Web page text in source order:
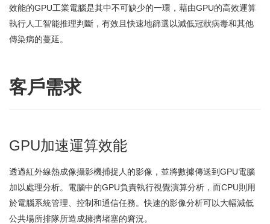
效能的GPU工業電腦是其中不可缺少的一環，藉由GPU的高效運算
執行人工智能推理判斷，有效且快速地篩選以減低冠狀病毒和其他
傳染病的蔓延。
客戶需求
GPU加速運算效能
透過紅外線熱成像攝影機捕捉人的影像，並將數據傳送到GPU電腦
加以處理分析。電腦中的GPU負責執行視覺演算分析，而CPU則用
於電腦系統管理、控制和通信任務。快速的影像分析可以大幅減低
公共場所排隊所造成擁擠堵塞的窘況。